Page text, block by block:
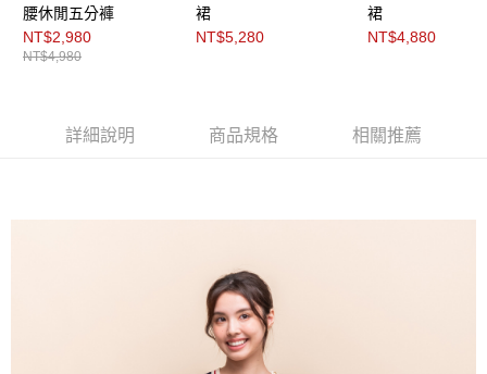
請求用戶進行身份認證。
５．嚴禁一人註冊多個帳號或使用他人資訊註冊。若發現惡意使用之情形，
恩沛科技股份有限公司將有權停止該用戶之使用額度並採取法律行動。
腰休閒五分褲
NT$2,980
NT$4,980
裙
NT$5,280
裙
NT$4,880
詳細說明 商品規格 相關推薦